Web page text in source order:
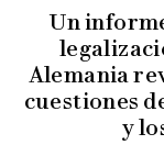
Un
Alemania
cuestiones
y